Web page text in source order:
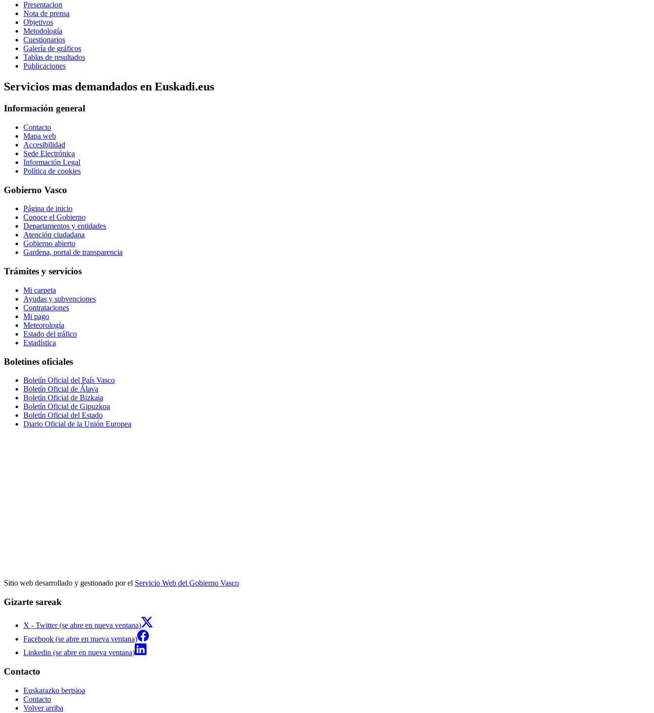
Presentacion
Nota de prensa
Objetivos
Metodología
Cuestionarios
Galería de gráficos
Tablas de resultados
Publicaciones
Servicios mas demandados en Euskadi.eus
Información general
Contacto
Mapa web
Accesibilidad
Sede Electrónica
Información Legal
Política de cookies
Gobierno Vasco
Página de inicio
Conoce el Gobierno
Departamentos y entidades
Atención ciudadana
Gobierno abierto
Gardena, portal de transparencia
Trámites y servicios
Mi carpeta
Ayudas y subvenciones
Contrataciones
Mi pago
Meteorología
Estado del tráfico
Estadística
Boletines oficiales
Boletín Oficial del País Vasco
Boletín Oficial de Álava
Boletín Oficial de Bizkaia
Boletín Oficial de Gipuzkoa
Boletín Oficial del Estado
Diario Oficial de la Unión Europea
Sitio web desarrollado y gestionado por el Servicio Web del Gobierno Vasco
Gizarte sareak
X - Twitter (se abre en nueva ventana)
Facebook (se abre en nueva ventana)
Linkedin (se abre en nueva ventana)
Contacto
Euskarazko bertsioa
Contacto
Volver arriba